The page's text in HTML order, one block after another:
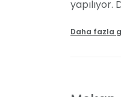
yapılıyor.
Mekanın
Daha fazla